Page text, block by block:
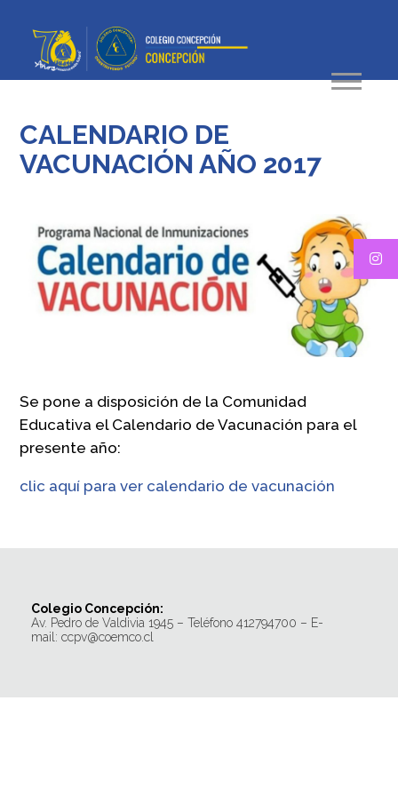
CALENDARIO DE
VACUNACIÓN AÑO 2017
Se pone a disposición de la Comunidad
Educativa el Calendario de Vacunación para el
presente año:
clic aquí para ver calendario de vacunación
Colegio Concepción:
Av. Pedro de Valdivia 1945 – Teléfono 412794700 – E-
mail: ccpv@coemco.cl